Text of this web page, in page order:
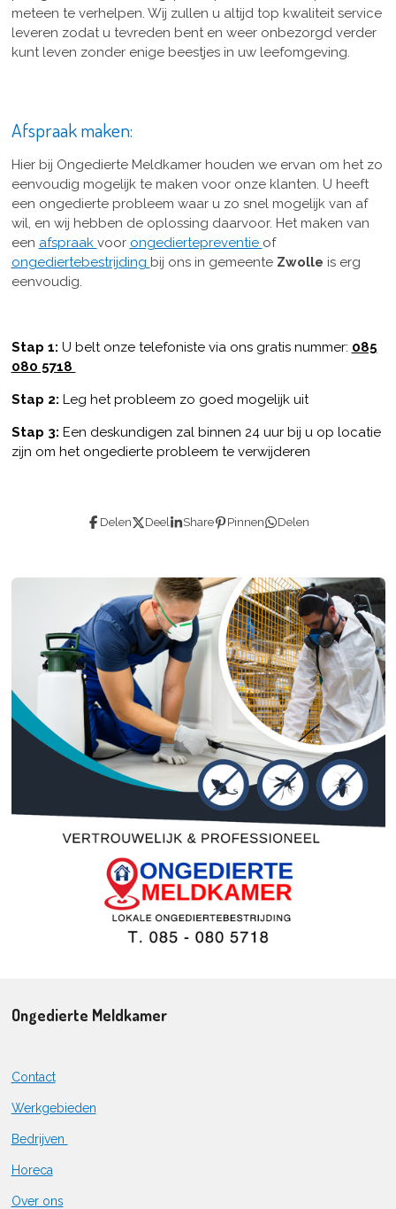
meteen te verhelpen. Wij zullen u altijd top kwaliteit service
leveren zodat u tevreden bent en weer onbezorgd verder
kunt leven zonder enige beestjes in uw leefomgeving.
Afspraak maken:
Hier bij Ongedierte Meldkamer houden we ervan om het zo
eenvoudig mogelijk te maken voor onze klanten. U heeft
een ongedierte probleem waar u zo snel mogelijk van af
wil, en wij hebben de oplossing daarvoor. Het maken van
een afspraak voor ongediertepreventie of
ongediertebestrijding bij ons in gemeente Zwolle is erg
eenvoudig.
Stap 1: U belt onze telefoniste via ons gratis nummer: 085
080 5718
Stap 2: Leg het probleem zo goed mogelijk uit
Stap 3: Een deskundigen zal binnen 24 uur bij u op locatie
zijn om het ongedierte probleem te verwijderen
Delen Deel Share Pinnen Delen
Ongedierte Meldkamer
Contact
Werkgebieden
Bedrijven
Horeca
Over ons